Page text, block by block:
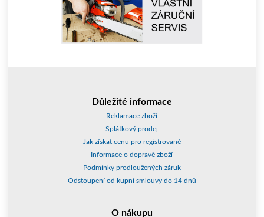
Důležité informace
Reklamace zboží
Splátkový prodej
Jak získat cenu pro registrované
Informace o dopravě zboží
Podmínky prodloužených záruk
Odstoupení od kupní smlouvy do 14 dnů
O nákupu